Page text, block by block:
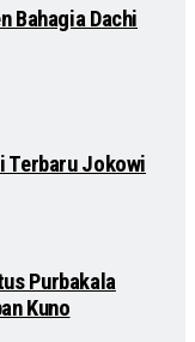
Bahagia Dachi
Terbaru Jokowi
Purbakala
Kuno